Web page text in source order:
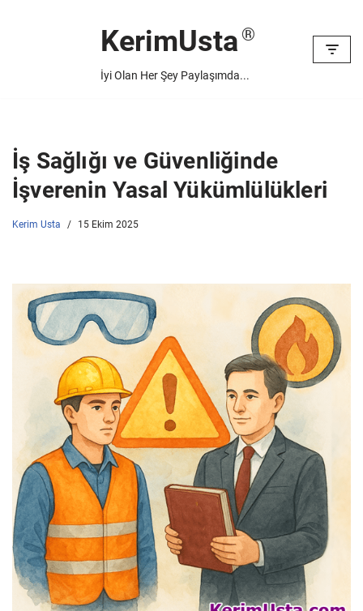
KerimUsta
İyi Olan Her Şey Paylaşımda...
İş Sağlığı ve Güvenliğinde
İşverenin Yasal Yükümlülükleri
Kerim Usta 15 Ekim 2025